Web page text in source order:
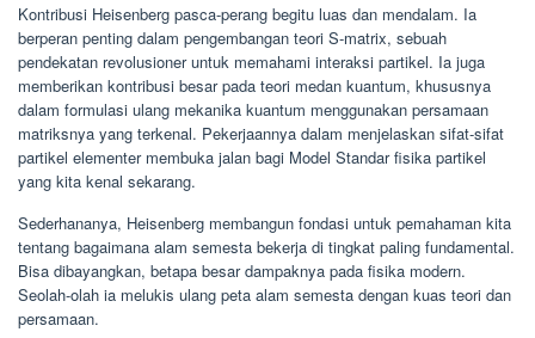
Kontribusi Heisenberg pasca-perang begitu luas dan mendalam. Ia
berperan penting dalam pengembangan teori S-matrix, sebuah
pendekatan revolusioner untuk memahami interaksi partikel. Ia juga
memberikan kontribusi besar pada teori medan kuantum, khususnya
dalam formulasi ulang mekanika kuantum menggunakan persamaan
matriksnya yang terkenal. Pekerjaannya dalam menjelaskan sifat-sifat
partikel elementer membuka jalan bagi Model Standar fisika partikel
yang kita kenal sekarang.
Sederhananya, Heisenberg membangun fondasi untuk pemahaman kita
tentang bagaimana alam semesta bekerja di tingkat paling fundamental.
Bisa dibayangkan, betapa besar dampaknya pada fisika modern.
Seolah-olah ia melukis ulang peta alam semesta dengan kuas teori dan
persamaan.